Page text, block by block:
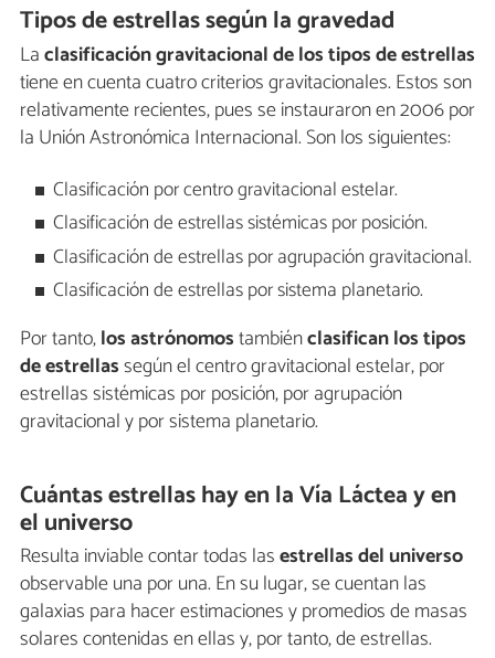
Tipos de estrellas según la gravedad
Laclasificación gravitacional de los tipos de estrellas
tiene en cuenta cuatro criterios gravitacionales. Estos son
relativamente recientes, pues se instauraron en 2006 por
la Unión Astronómica Internacional. Son los siguientes:
Clasificación por centro gravitacional estelar.
Clasificación de estrellas sistémicas por posición.
Clasificación de estrellas por agrupación gravitacional.
Clasificación de estrellas por sistema planetario.
Por tanto,los astrónomostambiénclasifican los tipos
de estrellassegún el centro gravitacional estelar, por
estrellas sistémicas por posición, por agrupación
gravitacional y por sistema planetario.
Cuántas estrellas hay en la Vía Láctea y en
el universo
Resulta inviable contar todas lasestrellas del universo
observable una por una. En su lugar, se cuentan las
galaxias para hacer estimaciones y promedios de masas
solares contenidas en ellas y, por tanto, de estrellas.